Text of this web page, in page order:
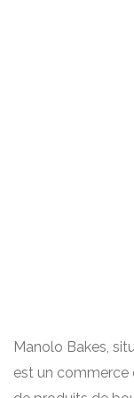
Manolo Bakes,
est un commerce